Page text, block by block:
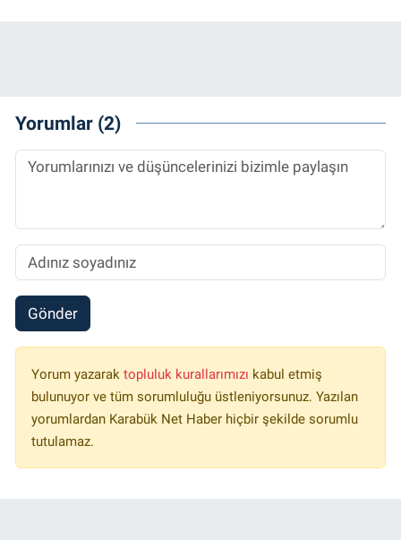
Yorumlar (2)
Gönder
Yorum yazarak topluluk kurallarımızı kabul etmiş
bulunuyor ve tüm sorumluluğu üstleniyorsunuz. Yazılan
yorumlardan Karabük Net Haber hiçbir şekilde sorumlu
tutulamaz.